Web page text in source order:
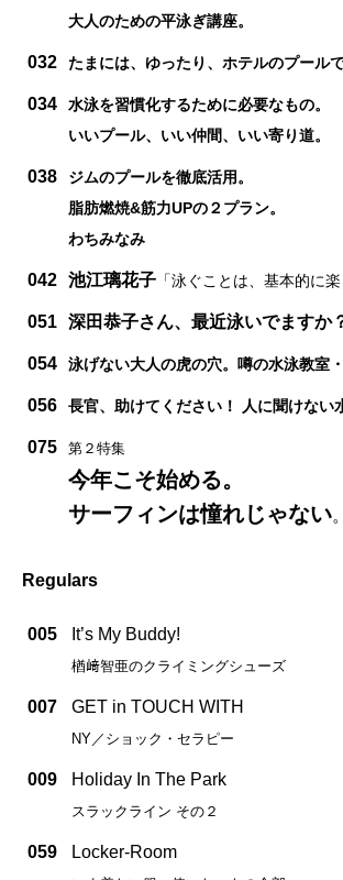
大人のための平泳ぎ講座。
032 たまには、ゆったり、ホテルのプール
034
水泳を習慣化するために必要なもの。
いいプール、いい仲間、いい寄り道。
038
ジムのプールを徹底活用。
脂肪燃焼&筋力UPの２プラン。
わちみなみ
042 池江璃花子 「泳ぐことは、基本的に
051 深田恭子さん、最近泳いでますか
054 泳げない大人の虎の穴。噂の水泳教室・
056 長官、助けてください！ 人に聞けない
075 第２特集
今年こそ始める。
サーフィンは憧れじゃない。
Regulars
005 It’s My Buddy!
楢﨑智亜のクライミングシューズ
007 GET in TOUCH WITH
NY／ショック・セラピー
009 Holiday In The Park
スラックライン その２
059 Locker-Room